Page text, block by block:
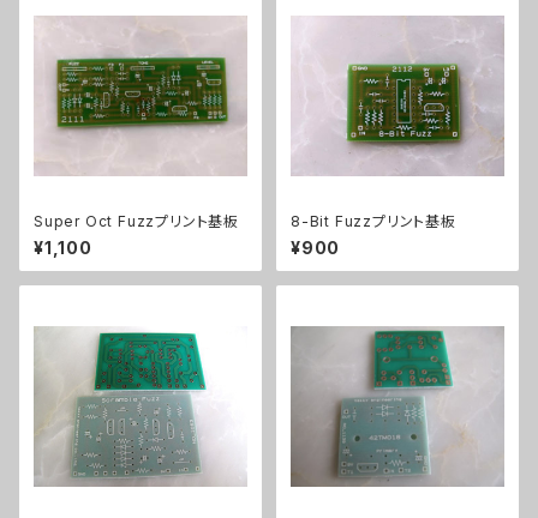
Super Oct Fuzzプリント基板
¥1,100
8-Bit Fuzzプリント基板
¥900